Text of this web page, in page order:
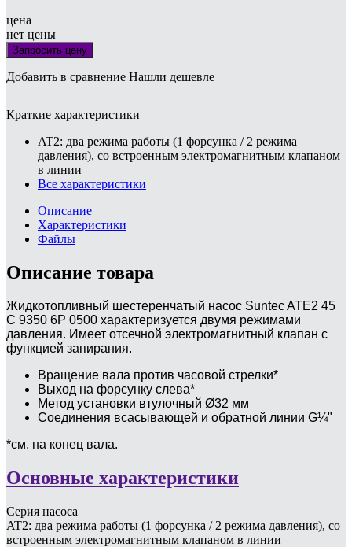
цена
нет цены
Запросить цену
Добавить в сравнение Нашли дешевле
Краткие характеристики
AT2: два режима работы (1 форсунка / 2 режима
давления), со встроенным электромагнитным клапаном
в линии
Все характеристики
Описание
Характеристики
Файлы
Описание товара
Жидкотопливный шестеренчатый насос Suntec ATE2 45
C 9350 6P 0500 характеризуется двумя режимами
давления. Имеет отсечной электромагнитный клапан с
функцией запирания.
Вращение вала против часовой стрелки*
Выход на форсунку слева*
Метод установки втулочный Ø32 мм
Соединения всасывающей и обратной линии G¼"
*см. на конец вала.
Основные характеристики
Серия насоса
AT2: два режима работы (1 форсунка / 2 режима давления), со
встроенным электромагнитным клапаном в линии